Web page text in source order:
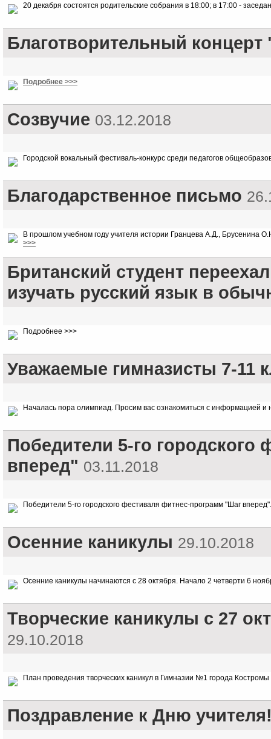
20 декабря состоятся родительские собрания в 18:00; в 17:00 -
Благотворительный
Подробнее >>>
Созвучие 03.12.2018
Городской вокальный фестиваль-конкурс среди педагогов
Благодарственное письмо
В прошлом учебном году учителя истории Гранцева А.Д., Брусенина
>>>
Британский студент
изучать русский язык в
Подробнее >>>
Уважаемые гимназисты 7-11
Началась пора олимпиад. Просим вас ознакомиться с информацией и
Победители 5-го
вперед" 03.11.2018
Победители 5-го городского фестиваля фитнес-программ "Шаг
Осенние каникулы 29.10.2018
Осенние каникулы начинаются с 28 октября. Начало 2 четверти 6
Творческие каникулы с 27
29.10.2018
План проведения творческих каникул в Гимназии №1 города
Поздравление к Дню